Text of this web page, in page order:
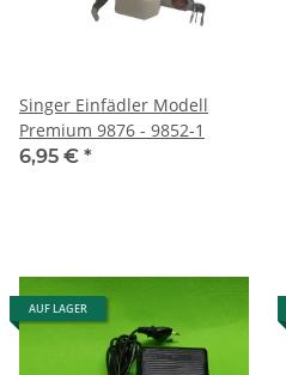
Singer Einfädler Modell
Premium 9876 - 9852-1
6,95 € *
AUF LAGER